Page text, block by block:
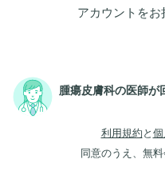
アカウントをお
腫瘍皮膚科の医師が
利用規約 と
同意のうえ、無